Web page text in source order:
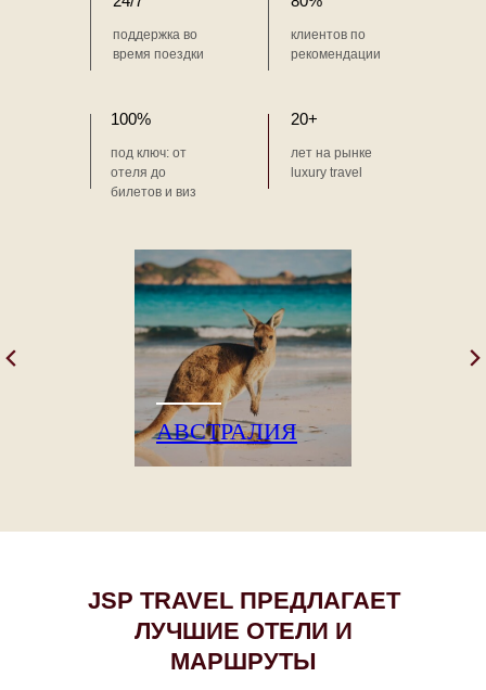
поддержка во
время поездки
100%
под ключ: от
отеля до
билетов и виз
клиентов по
рекомендации
20+
лет на рынке
luxury travel
АВСТРАЛИЯ
JSP TRAVEL ПРЕДЛАГАЕТ
ЛУЧШИЕ ОТЕЛИ И
МАРШРУТЫ